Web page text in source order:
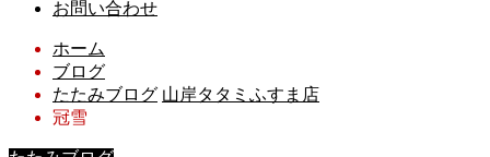
お問い合わせ
ホーム
ブログ
たたみブログ 山岸タタミふすま店
冠雪